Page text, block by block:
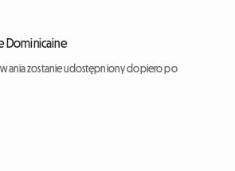
Dominicaine
zostanie udostępniony dopiero po